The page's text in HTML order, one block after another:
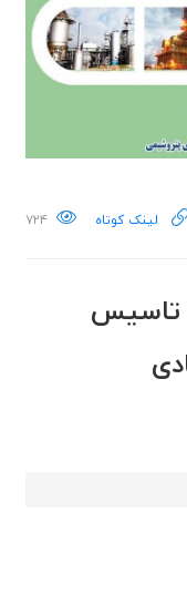
لینک کوتاه ۷۲۴
تاسیس